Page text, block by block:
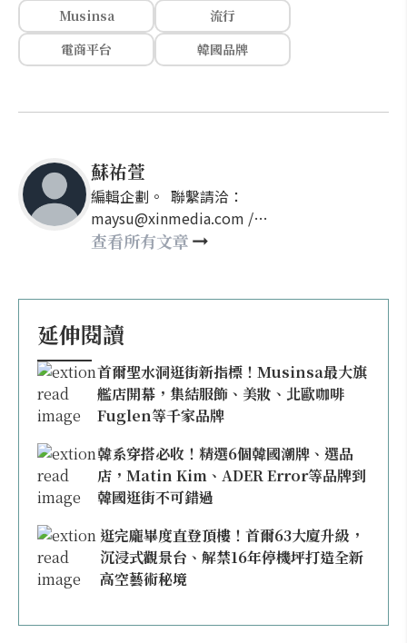
Musinsa
流行
電商平台
韓國品牌
蘇祐萱
編輯企劃。 聯繫請洽：
maysu@xinmedia.com /
may860527@gmail.com
查看所有文章
延伸閱讀
首爾聖水洞逛街新指標！Musinsa最大旗
艦店開幕，集結服飾、美妝、北歐咖啡
Fuglen等千家品牌
韓系穿搭必收！精選6個韓國潮牌、選品
店，Matin Kim、ADER Error等品牌到
韓國逛街不可錯過
逛完龐畢度直登頂樓！首爾63大廈升級，
沉浸式觀景台、解禁16年停機坪打造全新
高空藝術秘境